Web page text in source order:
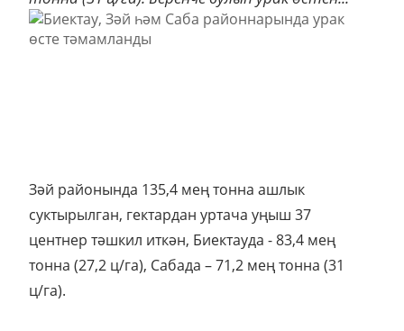
Зәй районында 135,4 мең тонна ашлык
суктырылган, гектардан уртача уңыш 37
центнер тәшкил иткән, Биектауда - 83,4 мең
тонна (27,2 ц/га), Сабада – 71,2 мең тонна (31
ц/га).